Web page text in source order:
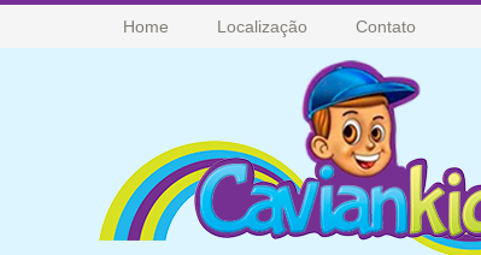
Home Localização Contato